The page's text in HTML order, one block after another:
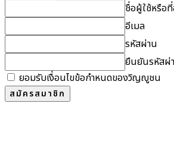
ชื่อผู้ใช้หรือ
อีเมล
รหัสผ่าน
ยืนยันรหัสผ่
ยอมรับเงื่อนไขข้อกำหนดของวิญญูชน